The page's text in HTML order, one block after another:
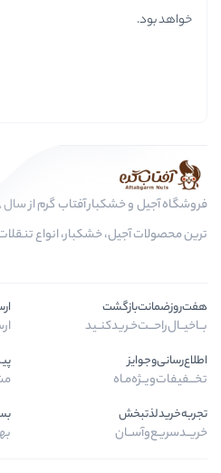
خواهد بود.
ترین محصولات آجیل، خشکبار، انواع
هفت‌روز‌ضمانت‌بازگشت
بــا‌خیــال‌راحـــت‌خـرید‌کنــید
اطلاع‌رسانی‌و‌جوایز
تخـــفیفات‌ویــژه‌مـاه
تجربه‌خرید‌لذتبخش
خریــد‌سریـع‌و‌آســان